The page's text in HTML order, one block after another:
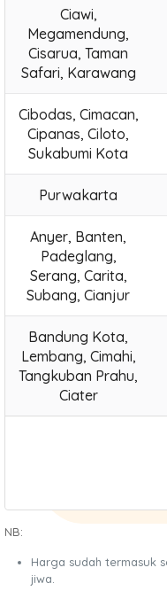
Ciawi,
Megamendung,
Cisarua, Taman
Safari, Karawang
Cibodas, Cimacan,
Cipanas, Ciloto,
Sukabumi Kota
Purwakarta
Anyer, Banten,
Padeglang,
Serang, Carita,
Subang, Cianjur
Bandung Kota,
Lembang, Cimahi,
Tangkuban Prahu,
Ciater
NB:
Harga sudah termasuk
jiwa.